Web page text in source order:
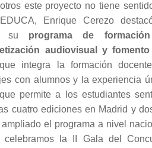
este proyecto no tiene
Enrique Cerezo
su programa de
audiovisual y
integra la formación
con alumnos y la experiencia
permite a los estudiantes
cuatro ediciones en Madrid y
el programa a nivel
la II Gala del